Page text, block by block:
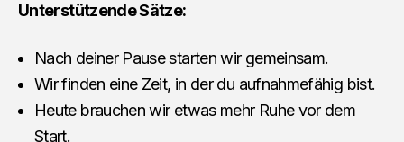
Unterstützende Sätze:
Nach deiner Pause starten wir gemeinsam.
Wir finden eine Zeit, in der du aufnahmefähig bist.
Heute brauchen wir etwas mehr Ruhe vor dem
Start.